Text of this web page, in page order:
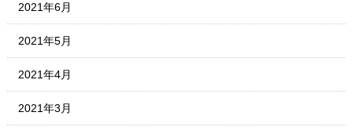
2021年6月
2021年5月
2021年4月
2021年3月